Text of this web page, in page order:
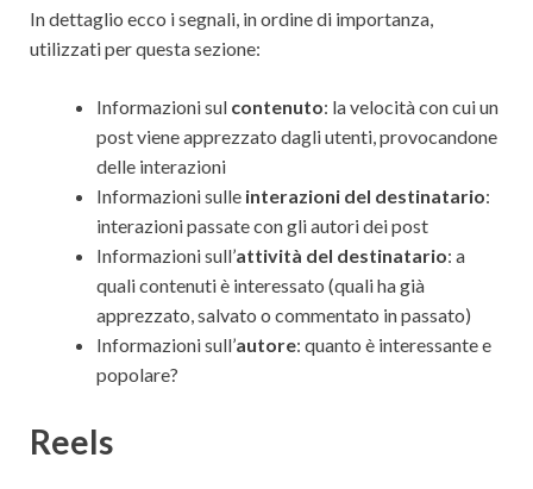
In dettaglio ecco i segnali, in ordine di importanza,
utilizzati per questa sezione:
Informazioni sul contenuto: la velocità con cui un
post viene apprezzato dagli utenti, provocandone
delle interazioni
Informazioni sulle interazioni del destinatario:
interazioni passate con gli autori dei post
Informazioni sull’attività del destinatario: a
quali contenuti è interessato (quali ha già
apprezzato, salvato o commentato in passato)
Informazioni sull’autore: quanto è interessante e
popolare?
Reels